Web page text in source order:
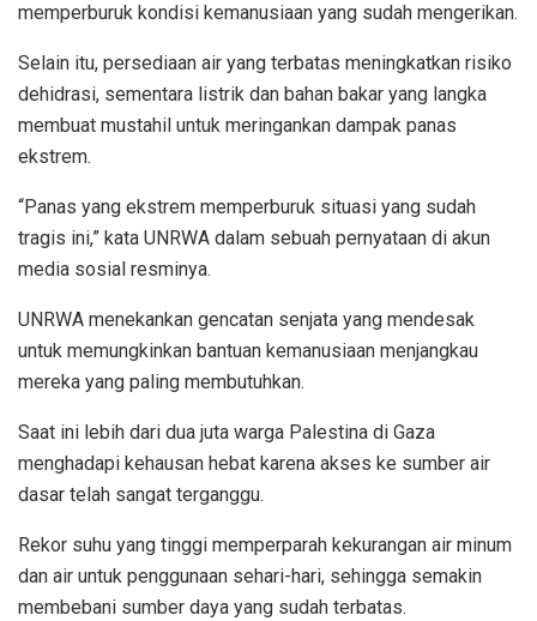
memperburuk kondisi kemanusiaan yang sudah mengerikan.
Selain itu, persediaan air yang terbatas meningkatkan risiko
dehidrasi, sementara listrik dan bahan bakar yang langka
membuat mustahil untuk meringankan dampak panas
ekstrem.
“Panas yang ekstrem memperburuk situasi yang sudah
tragis ini,” kata UNRWA dalam sebuah pernyataan di akun
media sosial resminya.
UNRWA menekankan gencatan senjata yang mendesak
untuk memungkinkan bantuan kemanusiaan menjangkau
mereka yang paling membutuhkan.
Saat ini lebih dari dua juta warga Palestina di Gaza
menghadapi kehausan hebat karena akses ke sumber air
dasar telah sangat terganggu.
Rekor suhu yang tinggi memperparah kekurangan air minum
dan air untuk penggunaan sehari-hari, sehingga semakin
membebani sumber daya yang sudah terbatas.